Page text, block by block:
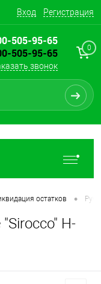
Вход Регистрация
505-95-65
505-95-65
звонок
0
остатков •
H-